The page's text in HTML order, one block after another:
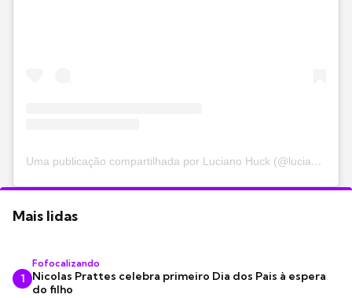
Uma publicação compartilhada por Luciano Huck (@lucianohuck)
Mais lidas
1
Fofocalizando
Nicolas Prattes celebra primeiro Dia dos Pais à espera
do filho